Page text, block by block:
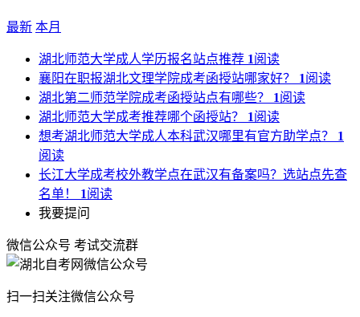
最新 本月
湖北师范大学成人学历报名站点推荐 1阅读
襄阳在职报湖北文理学院成考函授站哪家好？
1阅读
湖北第二师范学院成考函授站点有哪些？
1阅读
湖北师范大学成考推荐哪个函授站？
1阅读
想考湖北师范大学成人本科武汉哪里有官方助学点？
1
阅读
长江大学成考校外教学点在武汉有备案吗？选站点先查
名单！
1阅读
我要提问
微信公众号 考试交流群
扫一扫关注微信公众号